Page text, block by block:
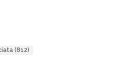
(812)